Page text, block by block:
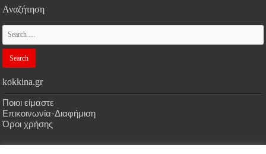
Αναζήτηση
kokkina.gr
Ποιοι είμαστε
Επικοινωνία-Διαφήμιση
Όροι χρήσης